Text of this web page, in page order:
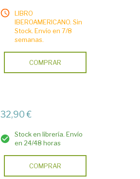
LIBRO
IBEROAMERICANO. Sin
Stock. Envío en 7/8
semanas.
COMPRAR
32,90 €
Stock en librería. Envío
en 24/48 horas
COMPRAR